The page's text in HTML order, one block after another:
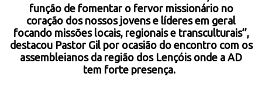
função de fomentar o fervor missionário no
coração dos nossos jovens e líderes em geral
focando missões locais, regionais e transculturais’’,
destacou Pastor Gil por ocasião do encontro com os
assembleianos da região dos Lençóis onde a AD
tem forte presença.